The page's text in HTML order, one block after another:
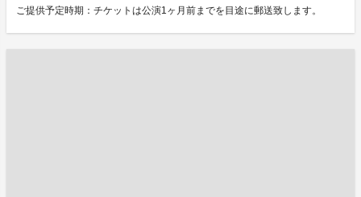
ご提供予定時期：チケットは公演1ヶ月前までを目途に郵送致します。